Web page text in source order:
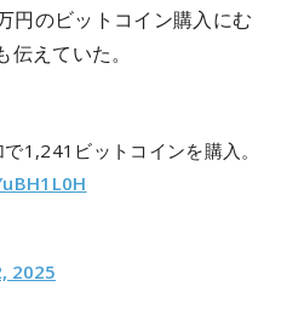
円のビットコイン購入にむ
伝えていた。
1,241ビットコインを購入。
2025